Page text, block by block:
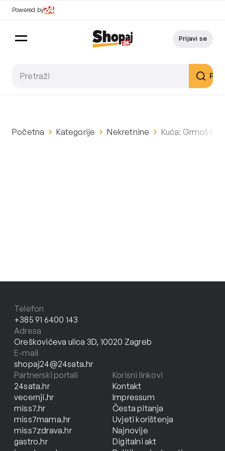
Powered by
Prijavi se
Početna Kategorije Nekretnine Kuća:
Telefon
+385 91 6400 143
Adresa
Oreškovićeva ulica 3D, 10020 Zagreb
E-mail
shopaj24@24sata.hr
Partnerski portali
24sata.hr
vecernji.hr
miss7.hr
miss7mama.hr
miss7zdrava.hr
gastro.hr
Korisni linkovi
Kontakt
Impressum
Česta pitanja
Uvjeti korištenja
Najnovije
Digitalni akt